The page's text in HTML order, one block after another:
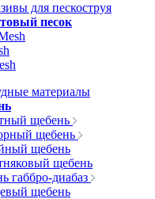
для пескоструя
песок
материалы
щебень
щебень
щебень
щебень
габбро-диабаз
щебень